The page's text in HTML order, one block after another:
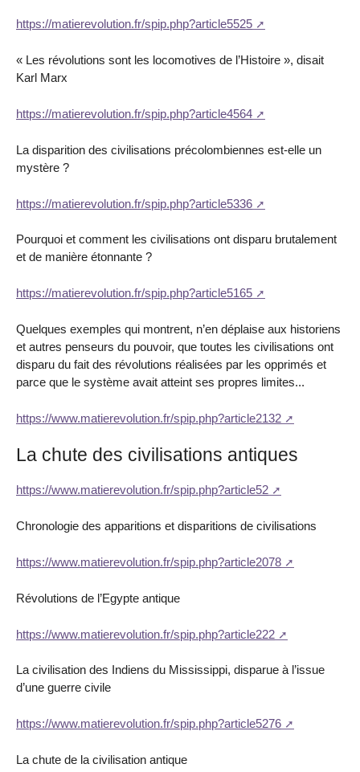
https://matierevolution.fr/spip.php?article5525
« Les révolutions sont les locomotives de l’Histoire », disait
Karl Marx
https://matierevolution.fr/spip.php?article4564
La disparition des civilisations précolombiennes est-elle un
mystère ?
https://matierevolution.fr/spip.php?article5336
Pourquoi et comment les civilisations ont disparu brutalement
et de manière étonnante ?
https://matierevolution.fr/spip.php?article5165
Quelques exemples qui montrent, n’en déplaise aux historiens
et autres penseurs du pouvoir, que toutes les civilisations ont
disparu du fait des révolutions réalisées par les opprimés et
parce que le système avait atteint ses propres limites...
https://www.matierevolution.fr/spip.php?article2132
La chute des civilisations antiques
https://www.matierevolution.fr/spip.php?article52
Chronologie des apparitions et disparitions de civilisations
https://www.matierevolution.fr/spip.php?article2078
Révolutions de l’Egypte antique
https://www.matierevolution.fr/spip.php?article222
La civilisation des Indiens du Mississippi, disparue à l’issue
d’une guerre civile
https://www.matierevolution.fr/spip.php?article5276
La chute de la civilisation antique